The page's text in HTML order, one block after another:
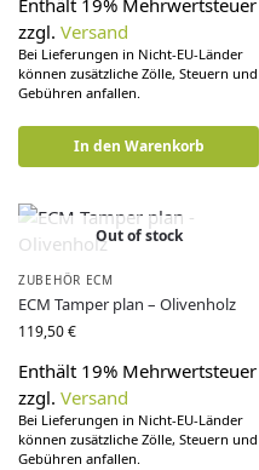
zzgl. Versand
Bei Lieferungen in Nicht-EU-Länder
können zusätzliche Zölle, Steuern und
Gebühren anfallen.
In den Warenkorb
Out of stock
ZUBEHÖR ECM
ECM Tamper plan – Olivenholz
119,50€
Enthält 19% Mehrwertsteuer
zzgl. Versand
Bei Lieferungen in Nicht-EU-Länder
können zusätzliche Zölle, Steuern und
Gebühren anfallen.